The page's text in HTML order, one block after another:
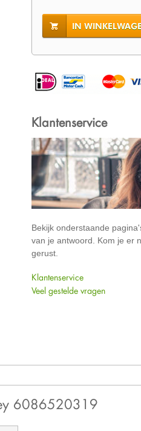
IN
Klantenservice
Bekijk onderstaande
van je antwoord. Kom je er
gerust.
Klantenservice
Veel gestelde vragen
6086520319